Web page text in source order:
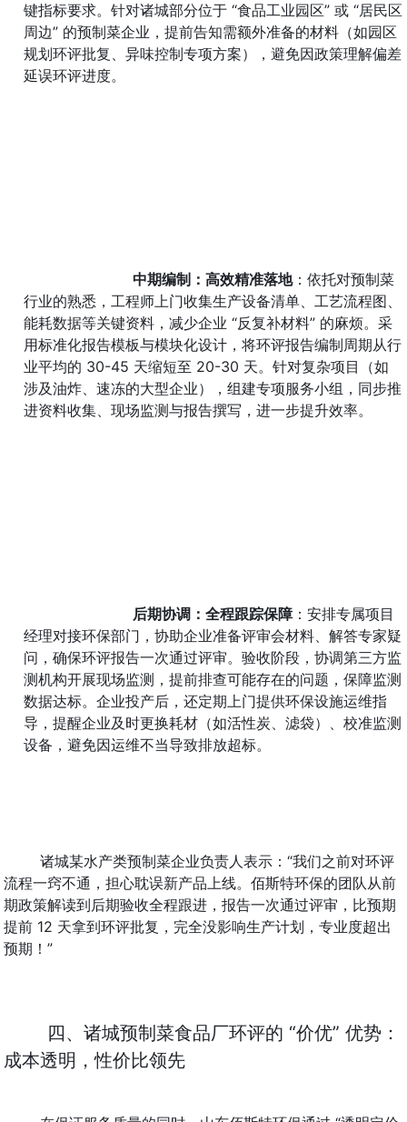
键指标要求。针对诸城部分位于 “食品工业园区” 或 “居民区
周边” 的预制菜企业，提前告知需额外准备的材料（如园区
规划环评批复、异味控制专项方案），避免因政策理解偏差
延误环评进度。
中期编制：高效精准落地：依托对预制菜
行业的熟悉，工程师上门收集生产设备清单、工艺流程图、
能耗数据等关键资料，减少企业 “反复补材料” 的麻烦。采
用标准化报告模板与模块化设计，将环评报告编制周期从行
业平均的 30-45 天缩短至 20-30 天。针对复杂项目（如
涉及油炸、速冻的大型企业），组建专项服务小组，同步推
进资料收集、现场监测与报告撰写，进一步提升效率。
后期协调：全程跟踪保障：安排专属项目
经理对接环保部门，协助企业准备评审会材料、解答专家疑
问，确保环评报告一次通过评审。验收阶段，协调第三方监
测机构开展现场监测，提前排查可能存在的问题，保障监测
数据达标。企业投产后，还定期上门提供环保设施运维指
导，提醒企业及时更换耗材（如活性炭、滤袋）、校准监测
设备，避免因运维不当导致排放超标。
诸城某水产类预制菜企业负责人表示：“我们之前对环评
流程一窍不通，担心耽误新产品上线。佰斯特环保的团队从前
期政策解读到后期验收全程跟进，报告一次通过评审，比预期
提前 12 天拿到环评批复，完全没影响生产计划，专业度超出
预期！”
四、诸城预制菜食品厂环评的 “价优” 优势：
成本透明，性价比领先